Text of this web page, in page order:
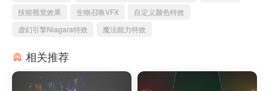
技能视觉效果
生物召唤VFX
自定义颜色特效
虚幻引擎Niagara特效
魔法能力特效
相关推荐